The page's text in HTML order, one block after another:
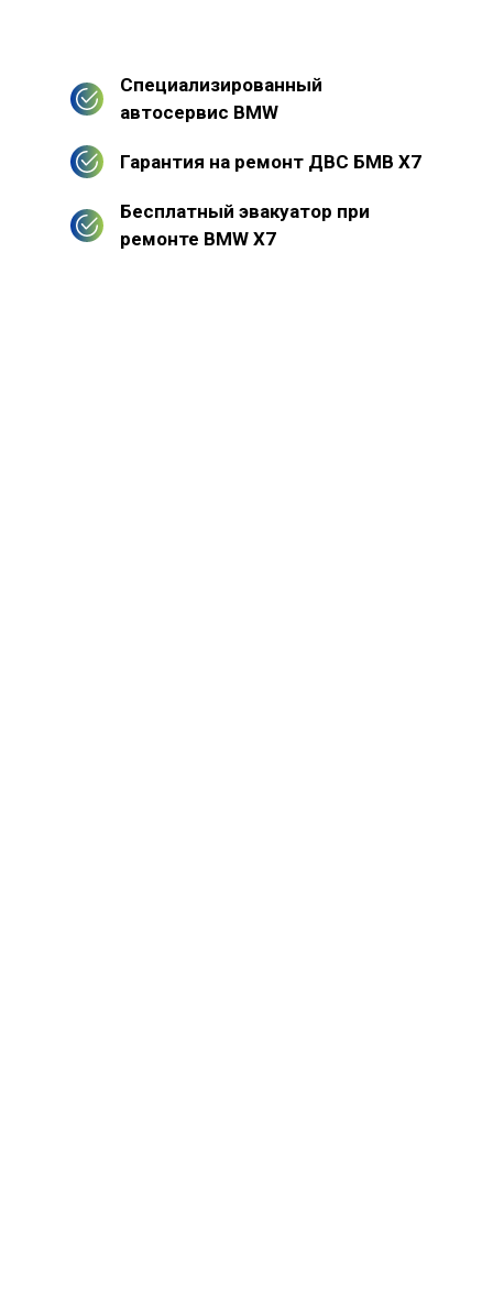
Специализированный
автосервис BMW
Гарантия на ремонт ДВС БМВ Х7
Бесплатный эвакуатор при
ремонте BMW X7